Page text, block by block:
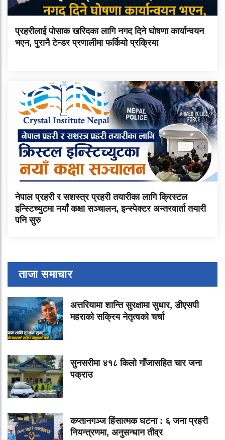
प्रहरीलाई पोसाक खरिदका लागि नगद दिने घोषणा कार्यान्वयन
भएन, पुरानै टेन्डर प्रणालीमा फर्कियो प्रक्रिया
नेपाल प्रहरी र सशस्त्र प्रहरी तयारीका लागि क्रिस्टल
इन्स्टिच्युटमा नयाँ कक्षा सञ्चालन, इन्स्पेक्टर अन्तरवार्ता तयारी
पनि सुरु
ताजा समाचार
अत्तरियामा शान्ति सुरक्षामा सुधार, डीएसपी
महराको सक्रिय नेतृत्वको चर्चा
सुनसरीमा ४१८ किलो गाँजासहित चार जना
पक्राउ
कप्तानगञ्ज हिंसात्मक घटना : ६ जना प्रहरी
नियन्त्रणमा, अनुसन्धान तीव्र